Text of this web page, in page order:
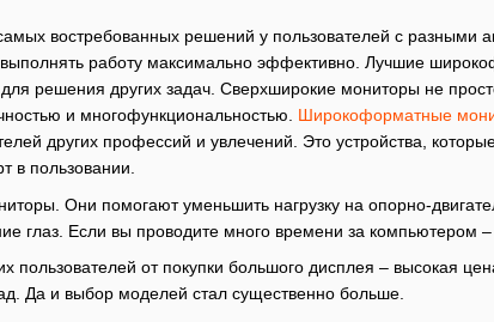
востребованных решений у пользователей с разными
работу максимально эффективно. Лучшие
решения других задач. Сверхширокие мониторы не
и многофункциональностью. Широкоформатные
других профессий и увлечений. Это устройства,
в пользовании.
Они помогают уменьшить нагрузку на опорно-
глаз. Если вы проводите много времени за компьютером
пользователей от покупки большого дисплея – высокая
Да и выбор моделей стал существенно больше.